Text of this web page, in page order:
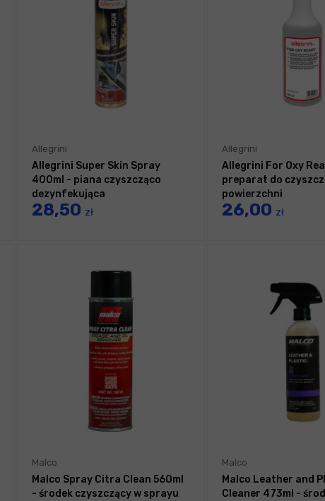
Allegrini
Allegrini Super Skin Spray
400ml - piana czyszcząco
dezynfekująca
28,50 zł
Allegrini
Allegrini For Oxy
preparat do
powierzchni
26,00 zł
Malco
Malco Spray Citra Clean 560ml
- środek czyszczący w sprayu
Malco
Malco Leather and
Cleaner 473ml -